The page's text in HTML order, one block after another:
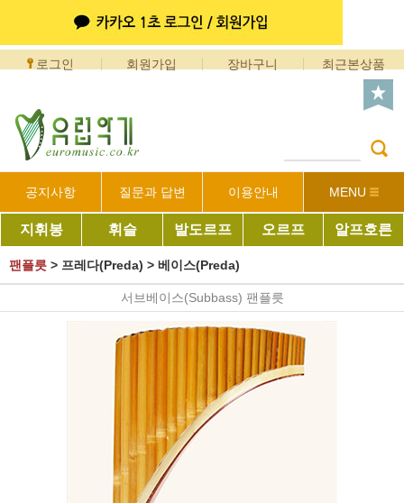
로그인 회원가입 장바구니 최근본상품
공지사항 질문과 답변 이용안내 MENU
지휘봉 휘슬 발도르프 오르프 알프호른
팬플릇 > 프레다(Preda) > 베이스(Preda)
서브베이스(Subbass) 팬플릇